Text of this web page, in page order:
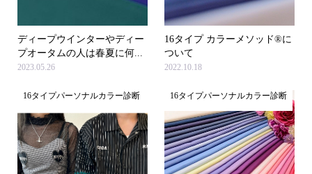
ディープウインターやディー
プオータムの人は春夏に何...
2023.05.26
16タイプ カラーメソッド®に
ついて
2022.10.18
16タイプパーソナルカラー診断 16タイプパーソナルカラー診断